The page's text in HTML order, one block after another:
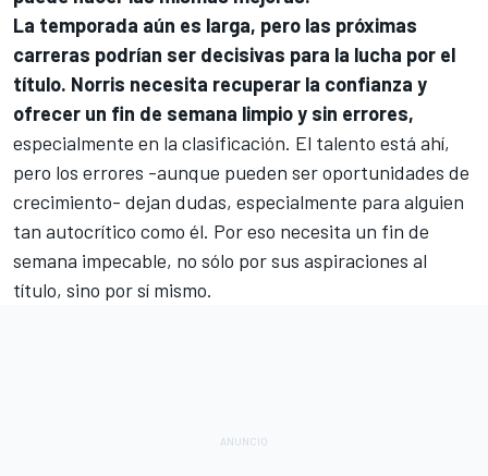
La temporada aún es larga, pero las próximas
carreras podrían ser decisivas para la lucha por el
título. Norris necesita recuperar la confianza y
ofrecer un fin de semana limpio y sin errores,
especialmente en la clasificación. El talento está ahí,
pero los errores -aunque pueden ser oportunidades de
crecimiento- dejan dudas, especialmente para alguien
tan autocrítico como él. Por eso necesita un fin de
semana impecable, no sólo por sus aspiraciones al
título, sino por sí mismo.